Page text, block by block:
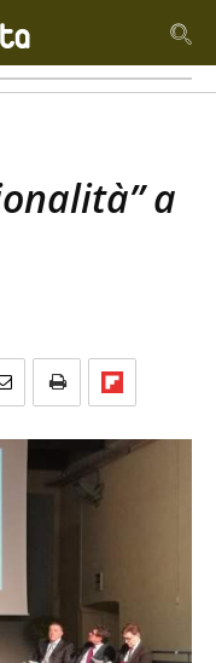
a